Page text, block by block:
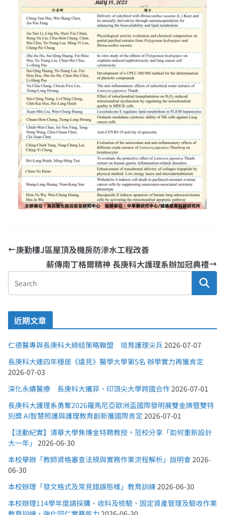
庚勤樓J區屋頂及機房防滲水工程改善
薪傳南丁格爾精神 長庚科大護理系辦加冠典禮
近期文章
仁德醫專與長庚科大締結策略聯盟 培育護理尖兵2026-07-07
長庚科大連四年穩居《遠見》醫學大學第5名 辦學實力再獲肯定
2026-07-03
深化永續醫療 長庚科大攜菲、印頂尖大學跨國合作2026-07-01
長庚科大護理系勇奪2026羅馬尼亞歐洲盃國際發明展雙金牌暨雙特
別獎 AI智慧照護與護理教育創新獲國際肯定 2026-07-01
【活動紀實】清華大學焦傳金特聘教授，蒞校分享「如何重新設計
大一年」 2026-06-30
本校舉辦「教師資格審查法規與實務作業流程解析」說明會2026-
06-30
本校辦理「發文格式及常見錯誤態樣」教育訓練2026-06-30
本校辦理114學年度請採購、收料及檢驗、固定資產管理及驗收作業